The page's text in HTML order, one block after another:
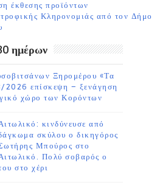
έκθεσης προϊόντων
Κληρονομιάς από τον Δήμο
ημέρων
Ξηρομέρου «Τα
επίσκεψη – ξενάγηση
χώρο των Κορόντων
κινδύνευσε από
σκύλου ο δικηγόρος
Μπούρος στο
Πολύ σοβαρός ο
στο χέρι